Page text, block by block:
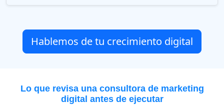
Hablemos de tu crecimiento digital
Lo que revisa una consultora de marketing
digital antes de ejecutar